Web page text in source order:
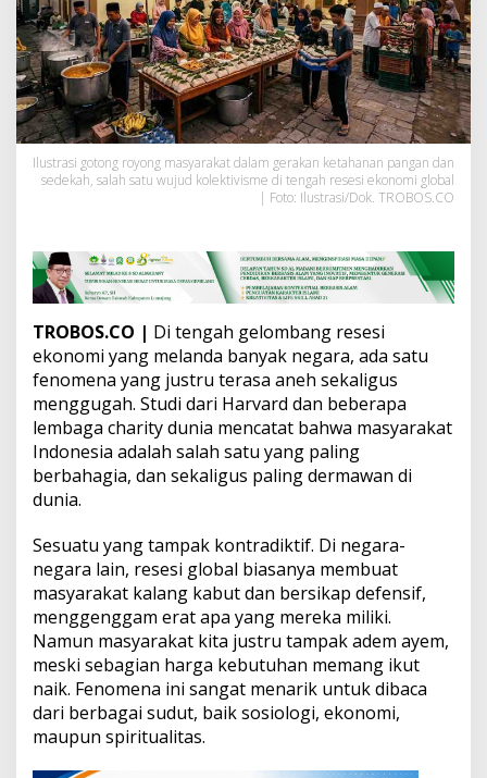
a
t
I
n
d
o
n
e
s
i
t
a
p
a
h
a
g
a
d
i
g
a
h
R
e
s
e
s
i
D
Ilustrasi gotong royong masyarakat dalam gerakan ketahanan pangan dan
sedekah, salah satu wujud kolektivisme di tengah resesi ekonomi global
| Foto: Ilustrasi/Dok. TROBOS.CO
TROBOS.CO | Di tengah gelombang resesi
ekonomi yang melanda banyak negara, ada satu
fenomena yang justru terasa aneh sekaligus
menggugah. Studi dari Harvard dan beberapa
lembaga charity dunia mencatat bahwa masyarakat
Indonesia adalah salah satu yang paling
berbahagia, dan sekaligus paling dermawan di
dunia.
Sesuatu yang tampak kontradiktif. Di negara-
negara lain, resesi global biasanya membuat
masyarakat kalang kabut dan bersikap defensif,
menggenggam erat apa yang mereka miliki.
Namun masyarakat kita justru tampak adem ayem,
meski sebagian harga kebutuhan memang ikut
naik. Fenomena ini sangat menarik untuk dibaca
dari berbagai sudut, baik sosiologi, ekonomi,
maupun spiritualitas.